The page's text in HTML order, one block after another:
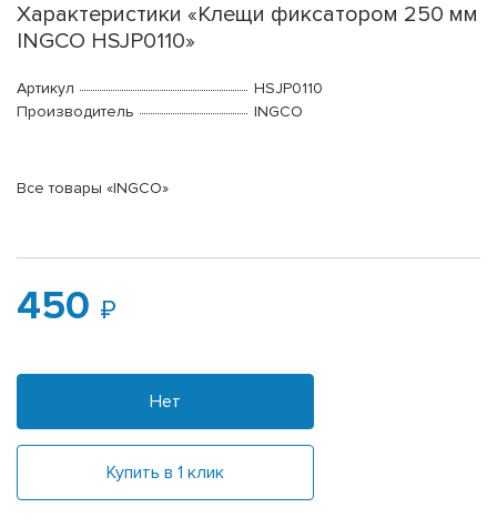
Характеристики «Клещи фиксатором 250 мм
INGCO HSJP0110»
Артикул
HSJP0110
Производитель
INGCO
Все товары «INGCO»
450
Нет
Купить в 1 клик